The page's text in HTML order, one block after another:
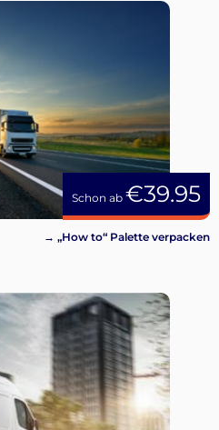
Schon ab €39.95
→ „How to“ Palette verpacken